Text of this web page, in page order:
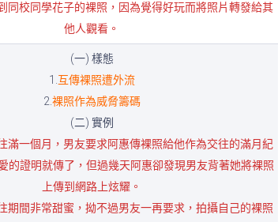
同校同學花子的裸照，因為覺得好玩而將照片轉發給其
他人觀看。
(一) 樣態
1. 互傳裸照遭外流
2. 裸照作為威脅籌碼
(二) 實例
滿一個月，男友要求阿惠傳裸照給他作為交往的滿月紀
的證明就傳了，但過幾天阿惠卻發現男友背著她將裸照
上傳到網路上炫耀。
期間非常甜蜜，拗不過男友一再要求，拍攝自己的裸照